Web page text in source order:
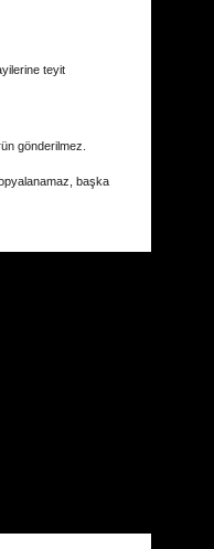
teyit
gönderilmez.
başka